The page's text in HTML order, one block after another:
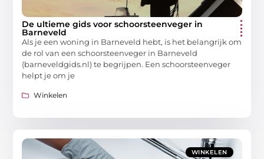
De ultieme gids voor schoorsteenveger in
Barneveld
Als je een woning in Barneveld hebt, is het belangrijk om
de rol van een schoorsteenveger in Barneveld
(barneveldgids.nl) te begrijpen. Een schoorsteenveger
helpt je om je
Winkelen
WINKELEN